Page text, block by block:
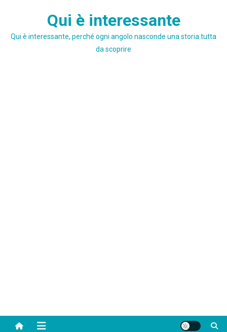
Qui è interessante
Qui è interessante, perché ogni angolo nasconde una storia tutta
da scoprire